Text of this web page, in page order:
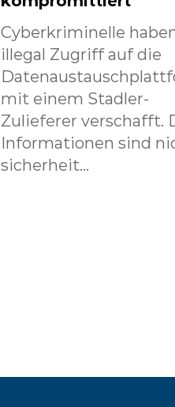
Cyberkriminelle
illegal Zugriff auf die
mit einem Stadler-
Zulieferer verschafft.
Informationen sind
sicherheit...